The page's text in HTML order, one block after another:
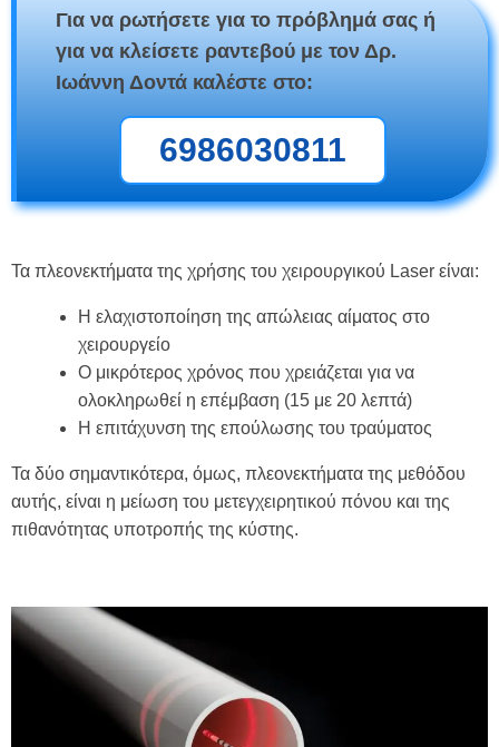
Για να ρωτήσετε για το πρόβλημά σας ή
για να κλείσετε ραντεβού με τον Δρ.
Ιωάννη Δοντά καλέστε στο:
6986030811
Τα πλεονεκτήματα της χρήσης του χειρουργικού Laser είναι:
Η ελαχιστοποίηση της απώλειας αίματος στο
χειρουργείο
Ο μικρότερος χρόνος που χρειάζεται για να
ολοκληρωθεί η επέμβαση (15 με 20 λεπτά)
Η επιτάχυνση της επούλωσης του τραύματος
Τα δύο σημαντικότερα, όμως, πλεονεκτήματα της μεθόδου
αυτής, είναι η μείωση του μετεγχειρητικού πόνου και της
πιθανότητας υποτροπής της κύστης.